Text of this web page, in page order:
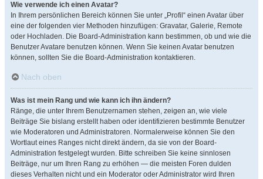
Wie verwende ich einen Avatar?
In Ihrem persönlichen Bereich können Sie unter „Profil“ einen Avatar über
eine der folgenden vier Methoden hinzufügen: Gravatar, Galerie, Remote
oder Hochladen. Die Board-Administration kann bestimmen, ob und wie die
Benutzer Avatare benutzen können. Wenn Sie keinen Avatar benutzen
können, sollten Sie die Board-Administration kontaktieren.
Nach oben
Was ist mein Rang und wie kann ich ihn ändern?
Ränge, die unter Ihrem Benutzernamen stehen, zeigen an, wie viele
Beiträge Sie bislang erstellt haben oder identifizieren bestimmte Benutzer
wie Moderatoren und Administratoren. Normalerweise können Sie den
Wortlaut eines Ranges nicht direkt ändern, da sie von der Board-
Administration festgelegt wurden. Bitte schreiben Sie keine sinnlosen
Beiträge, nur um Ihren Rang zu erhöhen — die meisten Foren dulden
dieses Verhalten nicht und ein Moderator oder Administrator wird Ihren